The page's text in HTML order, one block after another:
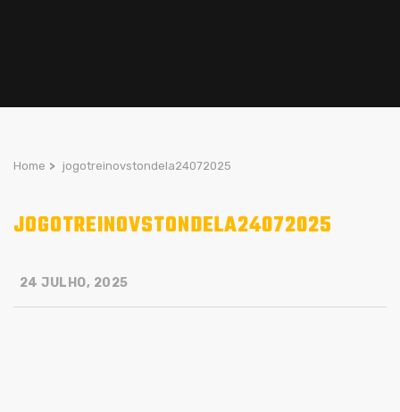
Home > jogotreinovstondela24072025
JOGOTREINOVSTONDELA24072025
24 JULHO, 2025